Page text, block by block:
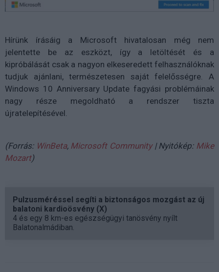
Hírünk írásáig a Microsoft hivatalosan még nem
jelentette be az eszközt, így a letöltését és a
kipróbálását csak a nagyon elkeseredett felhasználóknak
tudjuk ajánlani, természetesen saját felelősségre. A
Windows 10 Anniversary Update fagyási problémáinak
nagy része megoldható a rendszer tiszta
újratelepítésével.
(Forrás: WinBeta, Microsoft Community| Nyitókép: Mike
Mozart)
Pulzusméréssel segíti a biztonságos mozgást az új
balatoni kardioösvény (X)
4 és egy 8 km-es egészségügyi tanösvény nyílt
Balatonalmádiban.